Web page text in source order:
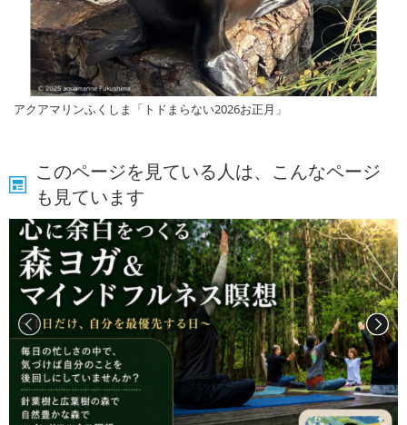
アクアマリンふくしま「トドまらない2026お正月」
このページを見ている人は、こんなページ
も見ています